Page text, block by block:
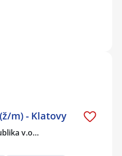
m) - Klatovy
v.o…